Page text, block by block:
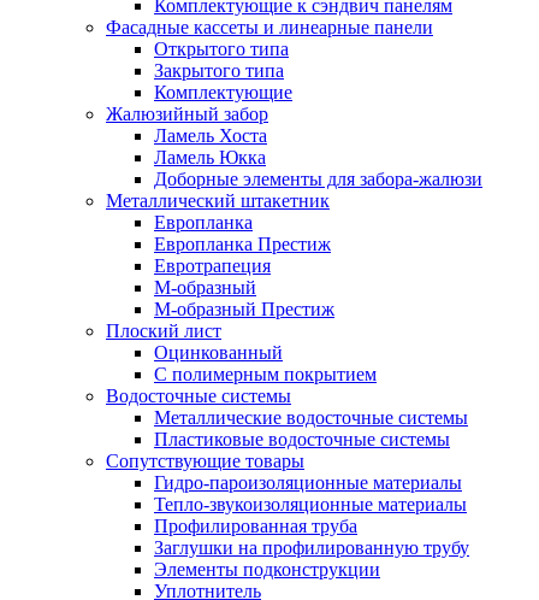
Комплектующие к сэндвич панелям
Фасадные кассеты и линеарные панели
Открытого типа
Закрытого типа
Комплектующие
Жалюзийный забор
Ламель Хоста
Ламель Юкка
Доборные элементы для забора-жалюзи
Металлический штакетник
Европланка
Европланка Престиж
Евротрапеция
М-образный
М-образный Престиж
Плоский лист
Оцинкованный
С полимерным покрытием
Водосточные системы
Металлические водосточные системы
Пластиковые водосточные системы
Сопутствующие товары
Гидро-пароизоляционные материалы
Тепло-звукоизоляционные материалы
Профилированная труба
Заглушки на профилированную трубу
Элементы подконструкции
Уплотнитель